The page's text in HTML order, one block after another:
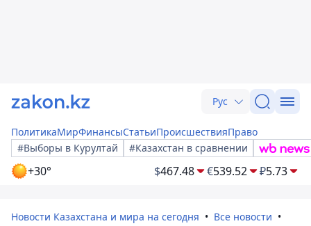
Рус
ПолитикаМирФинансыСтатьиПроисшествияПраво
#Выборы в Курултай
#Казахстан в сравнении
+30° $467.48 €539.52 ₽5.73
Новости Казахстана и мира на сегодня
Все новости